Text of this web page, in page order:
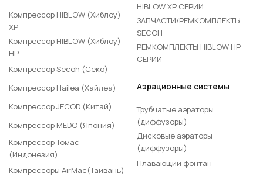
Компрессор HIBLOW (Хиблоу)
XP
Компрессор HIBLOW (Хиблоу)
HP
Компрессор Secoh (Секо)
Компрессор Hailea (Хайлеа)
Компрессор JECOD (Китай)
Компрессор MEDO (Япония)
Компрессор Томас
(Индонезия)
Компрессоры AirMac(Тайвань)
HIBLOW XP СЕРИИ
ЗАПЧАСТИ/РЕМКОМПЛЕКТЫ
SECOH
РЕМКОМПЛЕКТЫ HIBLOW HP
СЕРИИ
Аэрационные системы
Трубчатые аэраторы
(диффузоры)
Дисковые аэраторы
(диффузоры)
Плавающий фонтан